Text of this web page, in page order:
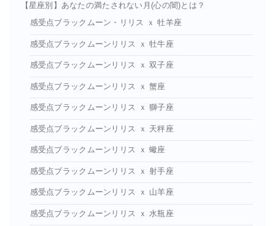
【星座別】あなたの満たされない月(心の闇)とは？
感受点ブラックムーン・リリス ｘ 牡羊座
感受点ブラックムーンリリス ｘ 牡牛座
感受点ブラックムーンリリス ｘ 双子座
感受点ブラックムーンリリス ｘ 蟹座
感受点ブラックムーンリリス ｘ 獅子座
感受点ブラックムーンリリス ｘ 天秤座
感受点ブラックムーンリリス ｘ 蠍座
感受点ブラックムーンリリス ｘ 射手座
感受点ブラックムーンリリス ｘ 山羊座
感受点ブラックムーンリリス ｘ 水瓶座